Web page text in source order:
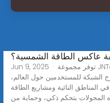
عاكس الطاقة الشمسية؟
Jun 9, 2025 · توفر مجموعة JNTech من محولات الطاقة الشمسية
الشبكة للمستخدمين حول العالم،
النائية ومشاريع الطاقة
المحولات بتحكم ذكي، وحماية من